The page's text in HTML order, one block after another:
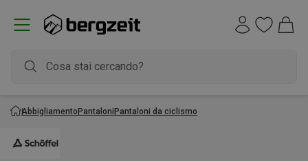
AbbigliamentoPantaloniPantaloni da ciclismo